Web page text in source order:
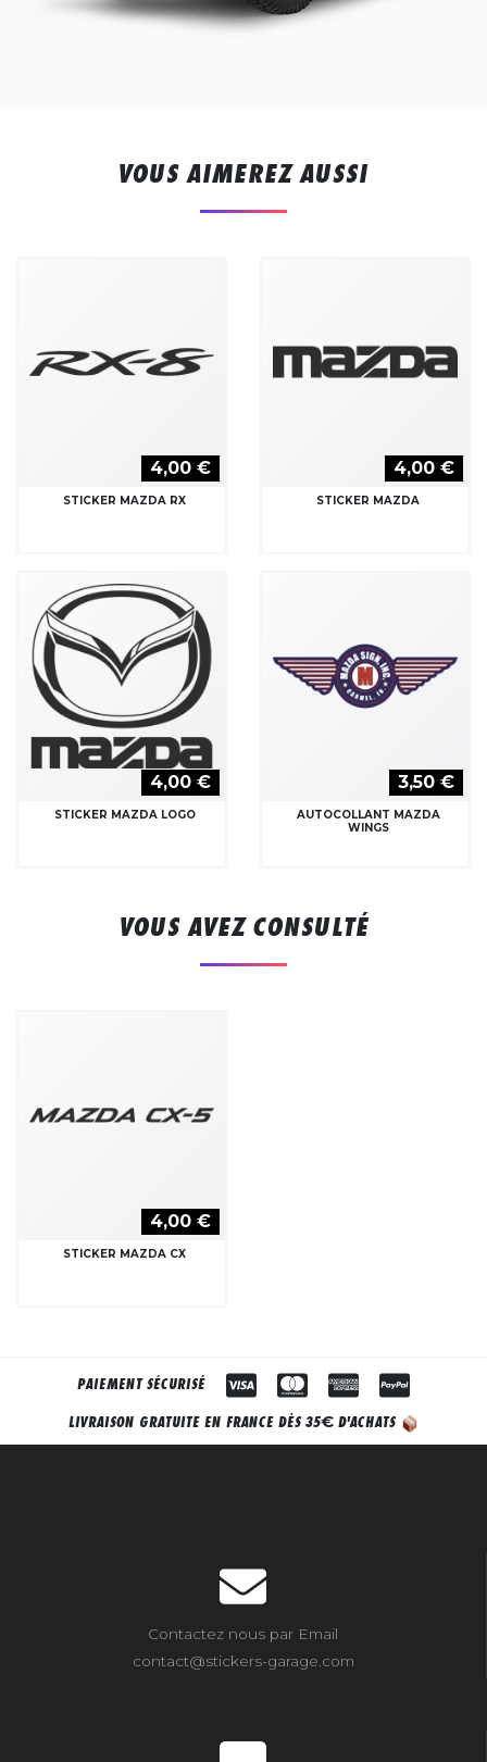
VOUS AIMEREZ AUSSI
4,00 €
STICKER MAZDA RX
4,00 €
STICKER MAZDA
4,00 €
STICKER MAZDA LOGO
3,50 €
AUTOCOLLANT MAZDA
WINGS
VOUS AVEZ CONSULTÉ
4,00 €
STICKER MAZDA CX
PAIEMENT SÉCURISÉ
LIVRAISON GRATUITE EN FRANCE DÈS 35€ D'ACHATS
Contactez nous par Email
contact@stickers-garage.com